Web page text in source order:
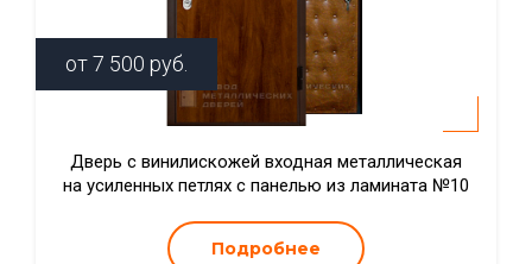
от7 500 руб.
Дверь с винилискожей входная металлическая
на усиленных петлях с панелью из ламината №10
Подробнее